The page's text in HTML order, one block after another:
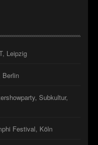
Leipzig
Berlin
Subkultur,
Festival, Köln